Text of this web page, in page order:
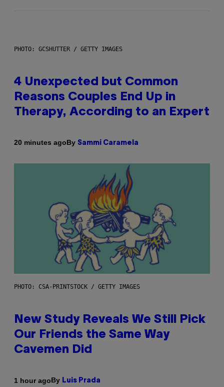
PHOTO: GCSHUTTER / GETTY IMAGES
4 Unexpected but Common
Reasons Couples End Up in
Therapy, According to an Expert
20 minutes agoBy Sammi Caramela
PHOTO: CSA-PRINTSTOCK / GETTY IMAGES
New Study Reveals We Still Pick
Our Friends the Same Way
Cavemen Did
1 hour agoBy Luis Prada